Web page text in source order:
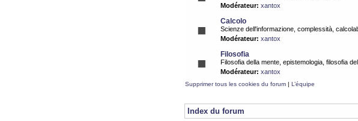
Modérateur: xantox
Calcolo
Scienze dell'informazione, complessità,
Modérateur: xantox
Filosofia
Filosofia della mente, epistemologia, filosofia
Modérateur: xantox
Supprimer tous les cookies du forum | L’équipe
Index du forum